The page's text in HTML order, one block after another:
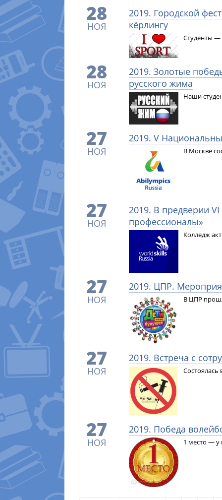
28
НОЯ
2019. Городской
кёрлингу
Студенты —
28
НОЯ
2019. Золотые
русского жима
Наши
27
НОЯ
2019. V
В Москве
27
НОЯ
2019. В предверии
профессионалы»
Колледж
27
НОЯ
2019. ЦПР.
В ЦПР
27
НОЯ
2019. Встреча с
Состоялась
27
НОЯ
2019. Победа
1 место — у